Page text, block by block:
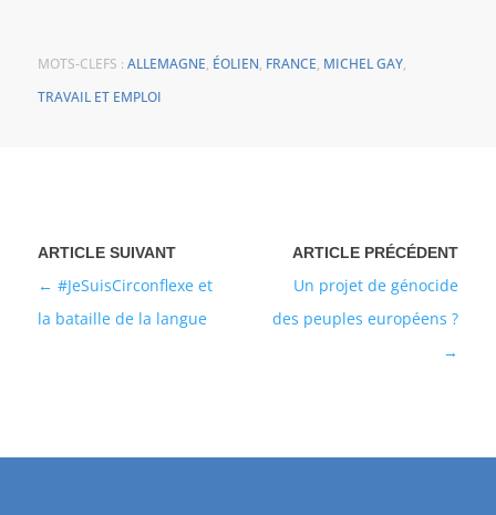
MOTS-CLEFS : ALLEMAGNE, ÉOLIEN, FRANCE, MICHEL GAY,
TRAVAIL ET EMPLOI
Un projet de génocide
des peuples européens ?
#JeSuisCirconflexe et
la bataille de la langue